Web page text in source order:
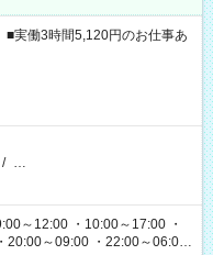
働3時間5,120円のお仕事あ
/ …
～12:00 ・10:00～17:00 ・
20:00～09:00 ・22:00～06:00